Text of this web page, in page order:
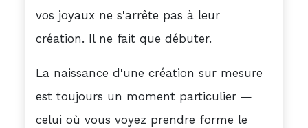
vos joyaux ne s'arrête pas à leur
création. Il ne fait que débuter.
La naissance d'une création sur mesure
est toujours un moment particulier —
celui où vous voyez prendre forme le